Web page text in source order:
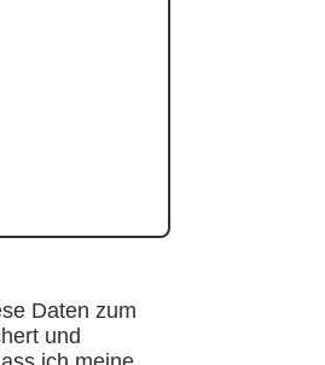
Daten zum
und